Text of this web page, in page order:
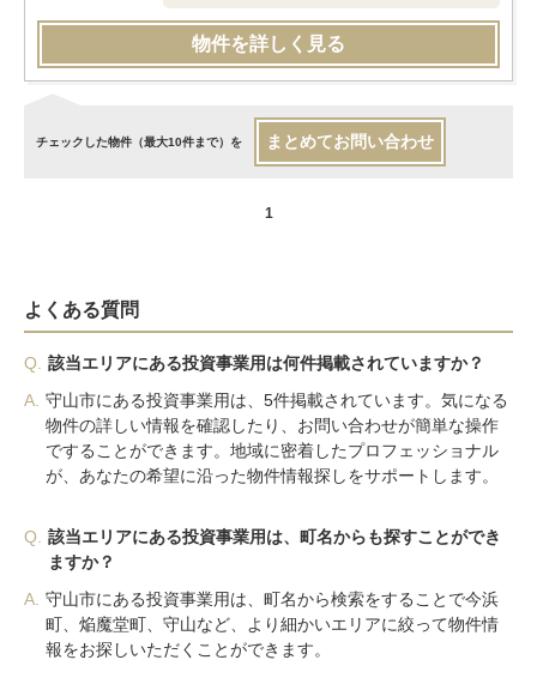
物件を詳しく見る
チェックした物件（最大10件まで）を まとめてお問い合わせ
1
よくある質問
Q.
該当エリアにある投資事業用は何件掲載されていますか？
A. 守山市にある投資事業用は、5件掲載されています。気になる
物件の詳しい情報を確認したり、お問い合わせが簡単な操作
ですることができます。地域に密着したプロフェッショナル
が、あなたの希望に沿った物件情報探しをサポートします。
Q.
該当エリアにある投資事業用は、町名からも探すことができ
ますか？
A. 守山市にある投資事業用は、町名から検索をすることで今浜
町、焔魔堂町、守山など、より細かいエリアに絞って物件情
報をお探しいただくことができます。